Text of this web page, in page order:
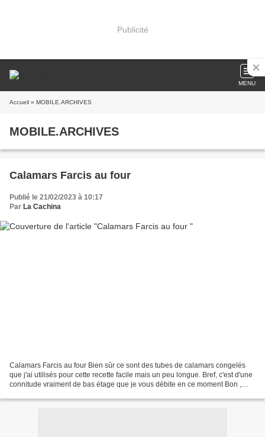
Publicité
MENU
Accueil » MOBILE.ARCHIVES
MOBILE.ARCHIVES
Calamars Farcis au four
Publié le 21/02/2023 à 10:17
Par La Cachina
Calamars Farcis au four Bien sûr ce sont des tubes de calamars congelés
que j'ai utilisés pour cette recette facile mais un peu longue. Bref, c'est d'une
connitude vraiment de bas étage que je vous débite en ce moment Bon ,